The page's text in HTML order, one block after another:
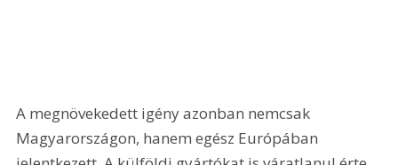
A megnövekedett igény azonban nemcsak
Magyarországon, hanem egész Európában